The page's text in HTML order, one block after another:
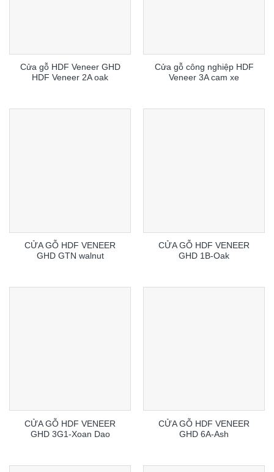
Cửa gỗ HDF Veneer GHD
HDF Veneer 2A oak
Cửa gỗ công nghiệp HDF
Veneer 3A cam xe
CỬA GỖ HDF VENEER
GHD GTN walnut
CỬA GỖ HDF VENEER
GHD 1B-Oak
CỬA GỖ HDF VENEER
GHD 3G1-Xoan Dao
CỬA GỖ HDF VENEER
GHD 6A-Ash